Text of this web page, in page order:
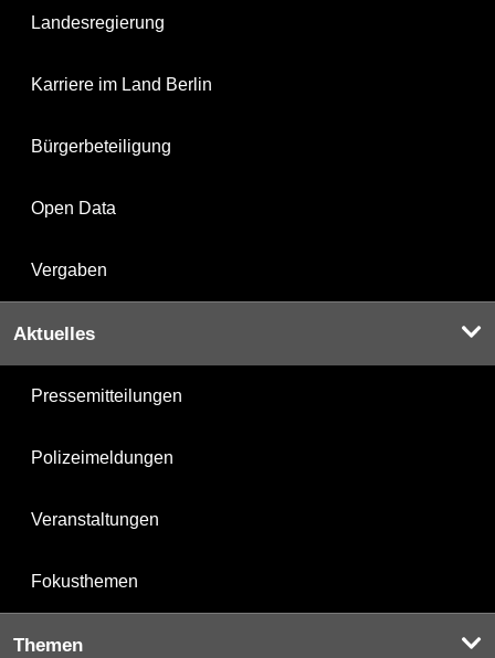
Landesregierung
Karriere im Land Berlin
Bürgerbeteiligung
Open Data
Vergaben
Aktuelles
Pressemitteilungen
Polizeimeldungen
Veranstaltungen
Fokusthemen
Themen